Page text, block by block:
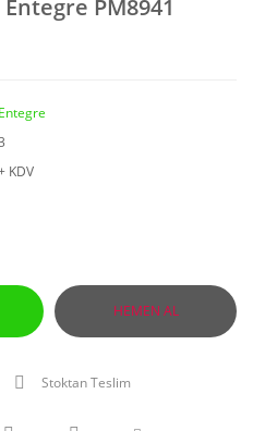
PM8941
KDV
HEMEN AL
Stoktan Teslim